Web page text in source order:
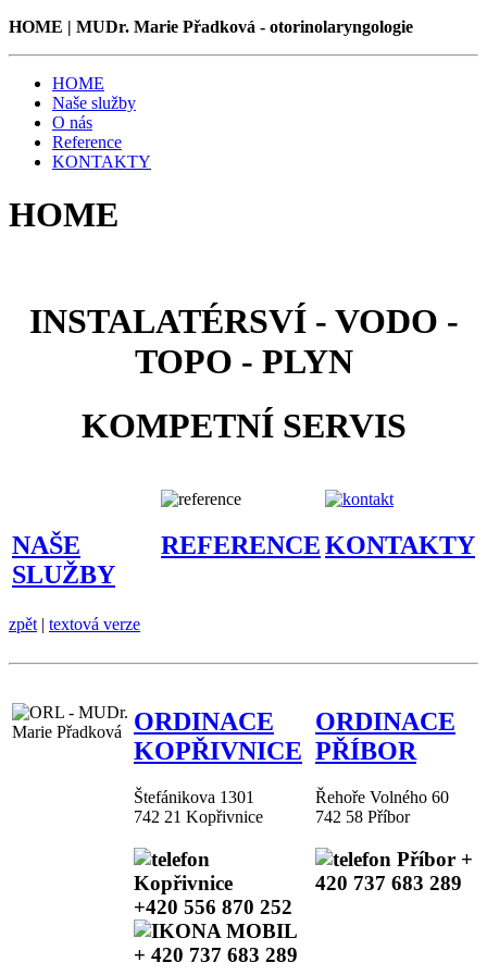
HOME | MUDr. Marie Přadková - otorinolaryngologie
HOME
Naše služby
O nás
Reference
KONTAKTY
HOME
INSTALATÉRSVÍ - VODO -
TOPO - PLYN
KOMPETNÍ SERVIS
NAŠE
SLUŽBY
REFERENCEKONTAKTY
zpět | textová verze
ORDINACE
KOPŘIVNICE
Štefánikova 1301
742 21 Kopřivnice
+420 556 870 252
+ 420 737 683 289
ORDINACE
PŘÍBOR
Řehoře Volného 60
742 58 Příbor
+
420 737 683 289